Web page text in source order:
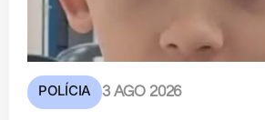
POLÍCIA 3 AGO 2026